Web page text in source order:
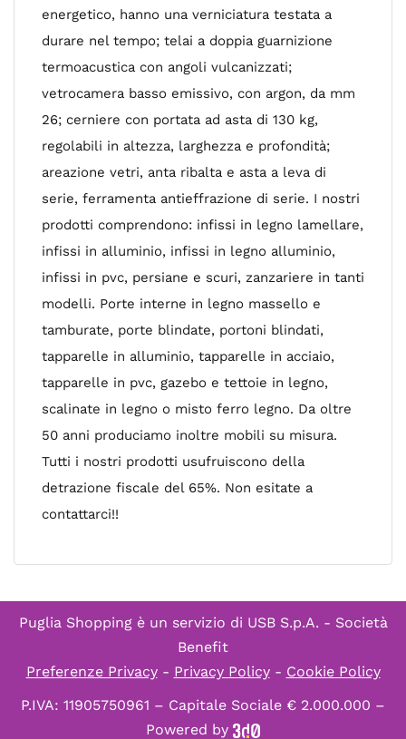
energetico, hanno una verniciatura testata a
durare nel tempo; telai a doppia guarnizione
termoacustica con angoli vulcanizzati;
vetrocamera basso emissivo, con argon, da mm
26; cerniere con portata ad asta di 130 kg,
regolabili in altezza, larghezza e profondità;
areazione vetri, anta ribalta e asta a leva di
serie, ferramenta antieffrazione di serie. I nostri
prodotti comprendono: infissi in legno lamellare,
infissi in alluminio, infissi in legno alluminio,
infissi in pvc, persiane e scuri, zanzariere in tanti
modelli. Porte interne in legno massello e
tamburate, porte blindate, portoni blindati,
tapparelle in alluminio, tapparelle in acciaio,
tapparelle in pvc, gazebo e tettoie in legno,
scalinate in legno o misto ferro legno. Da oltre
50 anni produciamo inoltre mobili su misura.
Tutti i nostri prodotti usufruiscono della
detrazione fiscale del 65%. Non esitate a
contattarci!!
Puglia Shopping è un servizio di USB S.p.A. - Società
Benefit
Preferenze Privacy- Privacy Policy- Cookie Policy
P.IVA: 11905750961 – Capitale Sociale € 2.000.000 –
Powered by